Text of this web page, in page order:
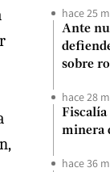
hace 25
Ante
sobre
hace 28
Fiscalía
minera
hace 36